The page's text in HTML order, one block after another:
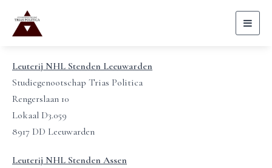
Leuterij NHL Stenden Leeuwarden
Studiegenootschap Trias Politica
Rengerslaan 10
Lokaal D3.059
8917 DD Leeuwarden
Leuterij NHL Stenden Assen